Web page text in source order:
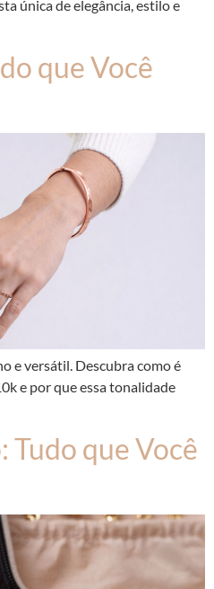
única de elegância, estilo e
que Você
e versátil. Descubra como é
e por que essa tonalidade
que Você